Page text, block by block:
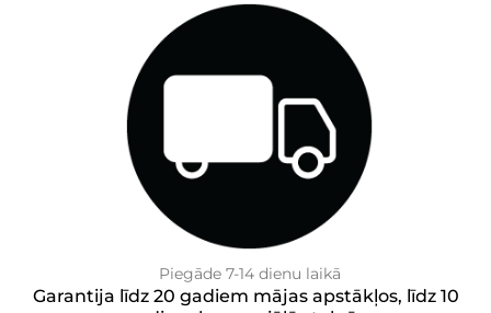
Piegāde 7-14 dienu laikā
Garantija līdz 20 gadiem mājas apstākļos, līdz 10